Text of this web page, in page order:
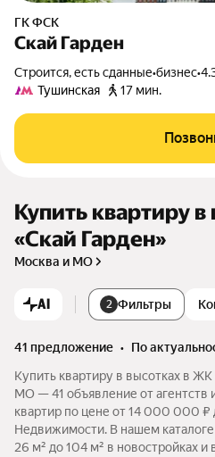
ГК ФСК
Скай Гарден
Строится, есть сданные•бизнес•
Тушинская
17 мин.
Купить квартиру
«Скай Гарден»
Москва и МО
AI 2 Фильтры
41 предложение •
по
Купить квартиру в высотках в
МО — 41 объявление от агентств
квартир по цене от 14 000 000
Недвижимости. В нашем
26 м² до 104 м² в новостройках